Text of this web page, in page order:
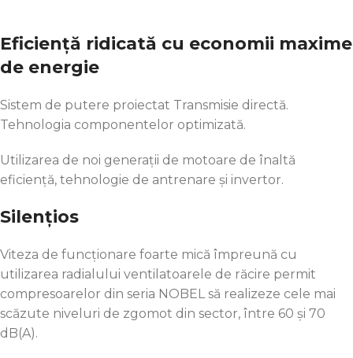
Eficiență ridicată cu economii maxime
de energie
Sistem de putere proiectat Transmisie directă.
Tehnologia componentelor optimizată.
Utilizarea de noi generații de motoare de înaltă
eficiență, tehnologie de antrenare și invertor.
Silențios
Viteza de funcționare foarte mică împreună cu
utilizarea radialului ventilatoarele de răcire permit
compresoarelor din seria NOBEL să realizeze cele mai
scăzute niveluri de zgomot din sector, între 60 și 70
dB(A).